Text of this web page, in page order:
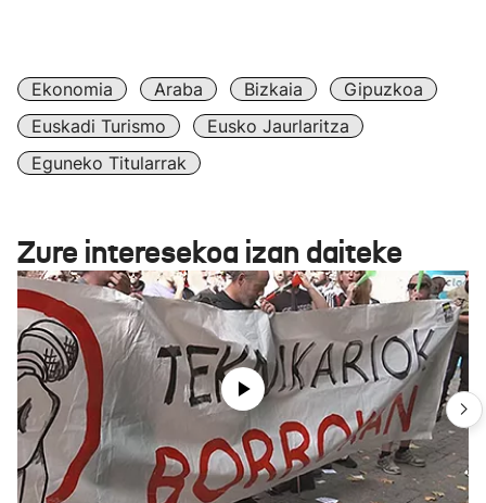
Ekonomia Araba Bizkaia
Gipuzkoa
Euskadi Turismo
Eusko Jaurlaritza
Eguneko Titularrak
Zure interesekoa izan daiteke